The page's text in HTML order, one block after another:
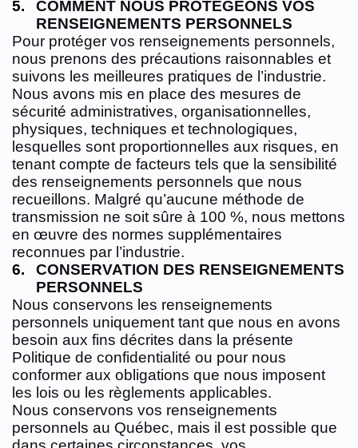
COMMENT NOUS PROTÉGEONS VOS
RENSEIGNEMENTS PERSONNELS
Pour protéger vos renseignements personnels,
nous prenons des précautions raisonnables et
suivons les meilleures pratiques de l’industrie.
Nous avons mis en place des mesures de
sécurité administratives, organisationnelles,
physiques, techniques et technologiques,
lesquelles sont proportionnelles aux risques, en
tenant compte de facteurs tels que la sensibilité
des renseignements personnels que nous
recueillons. Malgré qu’aucune méthode de
transmission ne soit sûre à 100 %, nous mettons
en œuvre des normes supplémentaires
reconnues par l’industrie.
CONSERVATION DES RENSEIGNEMENTS
PERSONNELS
Nous conservons les renseignements
personnels uniquement tant que nous en avons
besoin aux fins décrites dans la présente
Politique de confidentialité ou pour nous
conformer aux obligations que nous imposent
les lois ou les règlements applicables.
Nous conservons vos renseignements
personnels au Québec, mais il est possible que